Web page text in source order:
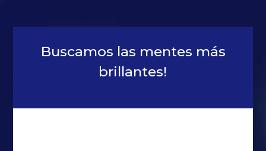
Buscamos las mentes más
brillantes!